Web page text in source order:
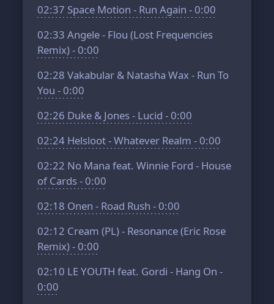
02:37 Space Motion - Run Again - 0:00
02:33 Angele - Flou (Lost Frequencies
Remix) - 0:00
02:28 Vakabular & Natasha Wax - Run To
You - 0:00
02:26 Duke & Jones - Lucid - 0:00
02:24 Helsloot - Whatever Realm - 0:00
02:22 No Mana feat. Winnie Ford - House
of Cards - 0:00
02:18 Onen - Road Rush - 0:00
02:12 Cream (PL) - Resonance (Eric Rose
Remix) - 0:00
02:10 LE YOUTH feat. Gordi - Hang On -
0:00